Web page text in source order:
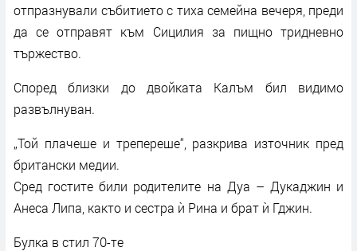
отпразнували събитието с тиха семейна вечеря, преди
да се отправят към Сицилия за пищно тридневно
тържество.
Според близки до двойката Калъм бил видимо
развълнуван.
„Той плачеше и трепереше“, разкрива източник пред
британски медии.
Сред гостите били родителите на Дуа – Дукаджин и
Анеса Липа, както и сестра ѝ Рина и брат ѝ Гджин.
Булка в стил 70-те